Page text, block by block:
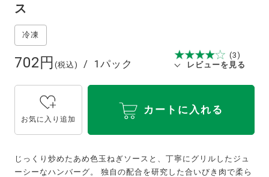
ス
702円 (税込) 1パック
(3)
レビューを見る
お気に入り追加
カートに入れる
じっくり炒めたあめ色玉ねぎソースと、丁寧にグリルしたジュ
ーシーなハンバーグ。 独自の配合を研究した合いびき肉で柔ら